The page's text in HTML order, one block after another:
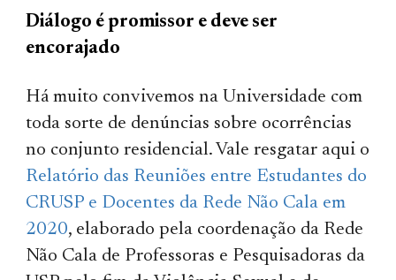
Diálogo é promissor e deve ser
encorajado
Há muito convivemos na Universidade com
toda sorte de denúncias sobre ocorrências
no conjunto residencial. Vale resgatar aqui o
Relatório das Reuniões entre Estudantes do
CRUSP e Docentes da Rede Não Cala em
2020, elaborado pela coordenação da Rede
Não Cala de Professoras e Pesquisadoras da